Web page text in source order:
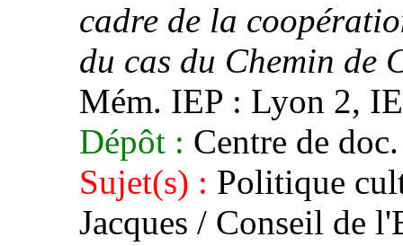
cadre de la
du cas du Chemin de
Mém. IEP : Lyon 2,
Dépôt : Centre de doc.
Sujet(s) : Politique
Jacques / Conseil de